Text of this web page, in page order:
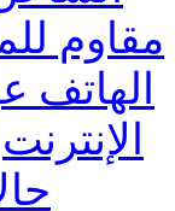
مقاوم
الهاتف
الإنترنت